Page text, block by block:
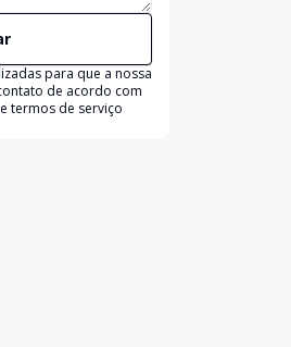
para que a nossa
de acordo com
termos de serviço